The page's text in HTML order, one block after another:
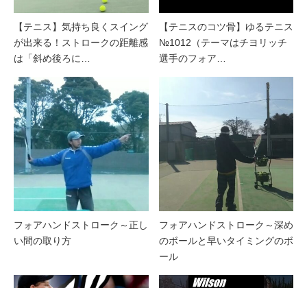
【テニス】気持ち良くスイング
が出来る！ストロークの距離感
は「斜め後ろに…
【テニスのコツ骨】ゆるテニス
№1012（テーマはチヨリッチ
選手のフォア…
フォアハンドストローク～正し
い間の取り方
フォアハンドストローク～深め
のボールと早いタイミングのボ
ール